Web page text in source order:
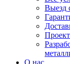
Выезд
О нас